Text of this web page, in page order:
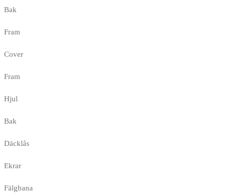
Bak
Fram
Cover
Fram
Hjul
Bak
Däcklås
Ekrar
Fälgbana